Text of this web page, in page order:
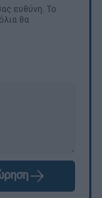
ευθύνη. Το
θα